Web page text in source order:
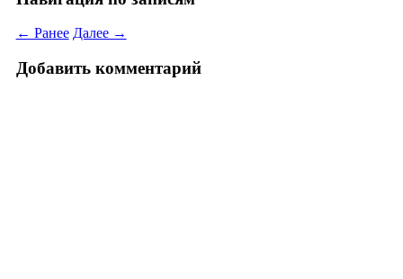
← Ранее Далее →
Добавить комментарий